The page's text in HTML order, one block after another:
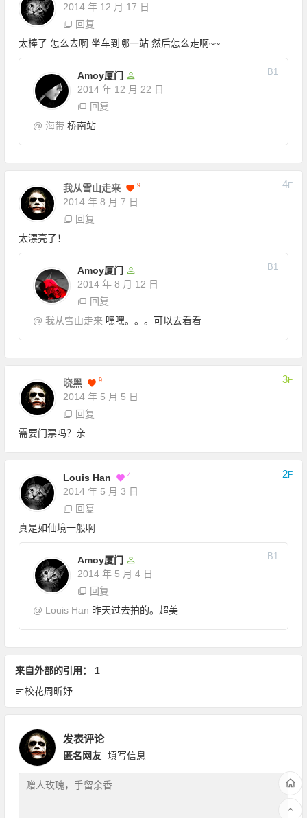
2014 年 12 月 17 日
回复
太棒了 怎么去啊 坐车到哪一站 然后怎么走啊~~
Amoy厦门
2014 年 12 月 22 日
B1
回复
@ 海带桥南站
我从雪山走来 9
2014 年 8 月 7 日
4F
回复
太漂亮了！
Amoy厦门
2014 年 8 月 12 日
B1
回复
@ 我从雪山走来嘿嘿。。。可以去看看
晓黑 9
2014 年 5 月 5 日
3F
回复
需要门票吗？亲
Louis Han 4
2014 年 5 月 3 日
2F
回复
真是如仙境一般啊
Amoy厦门
2014 年 5 月 4 日
B1
回复
@ Louis Han 昨天过去拍的。超美
来自外部的引用： 1
校花周昕妤
发表评论
匿名网友 填写信息